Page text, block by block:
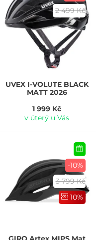
2 499 Kč
UVEXI-VOLUTE BLACK
MATT 2026
1 999 Kč
v úterý u Vás
-10%
3 799 Kč
10%